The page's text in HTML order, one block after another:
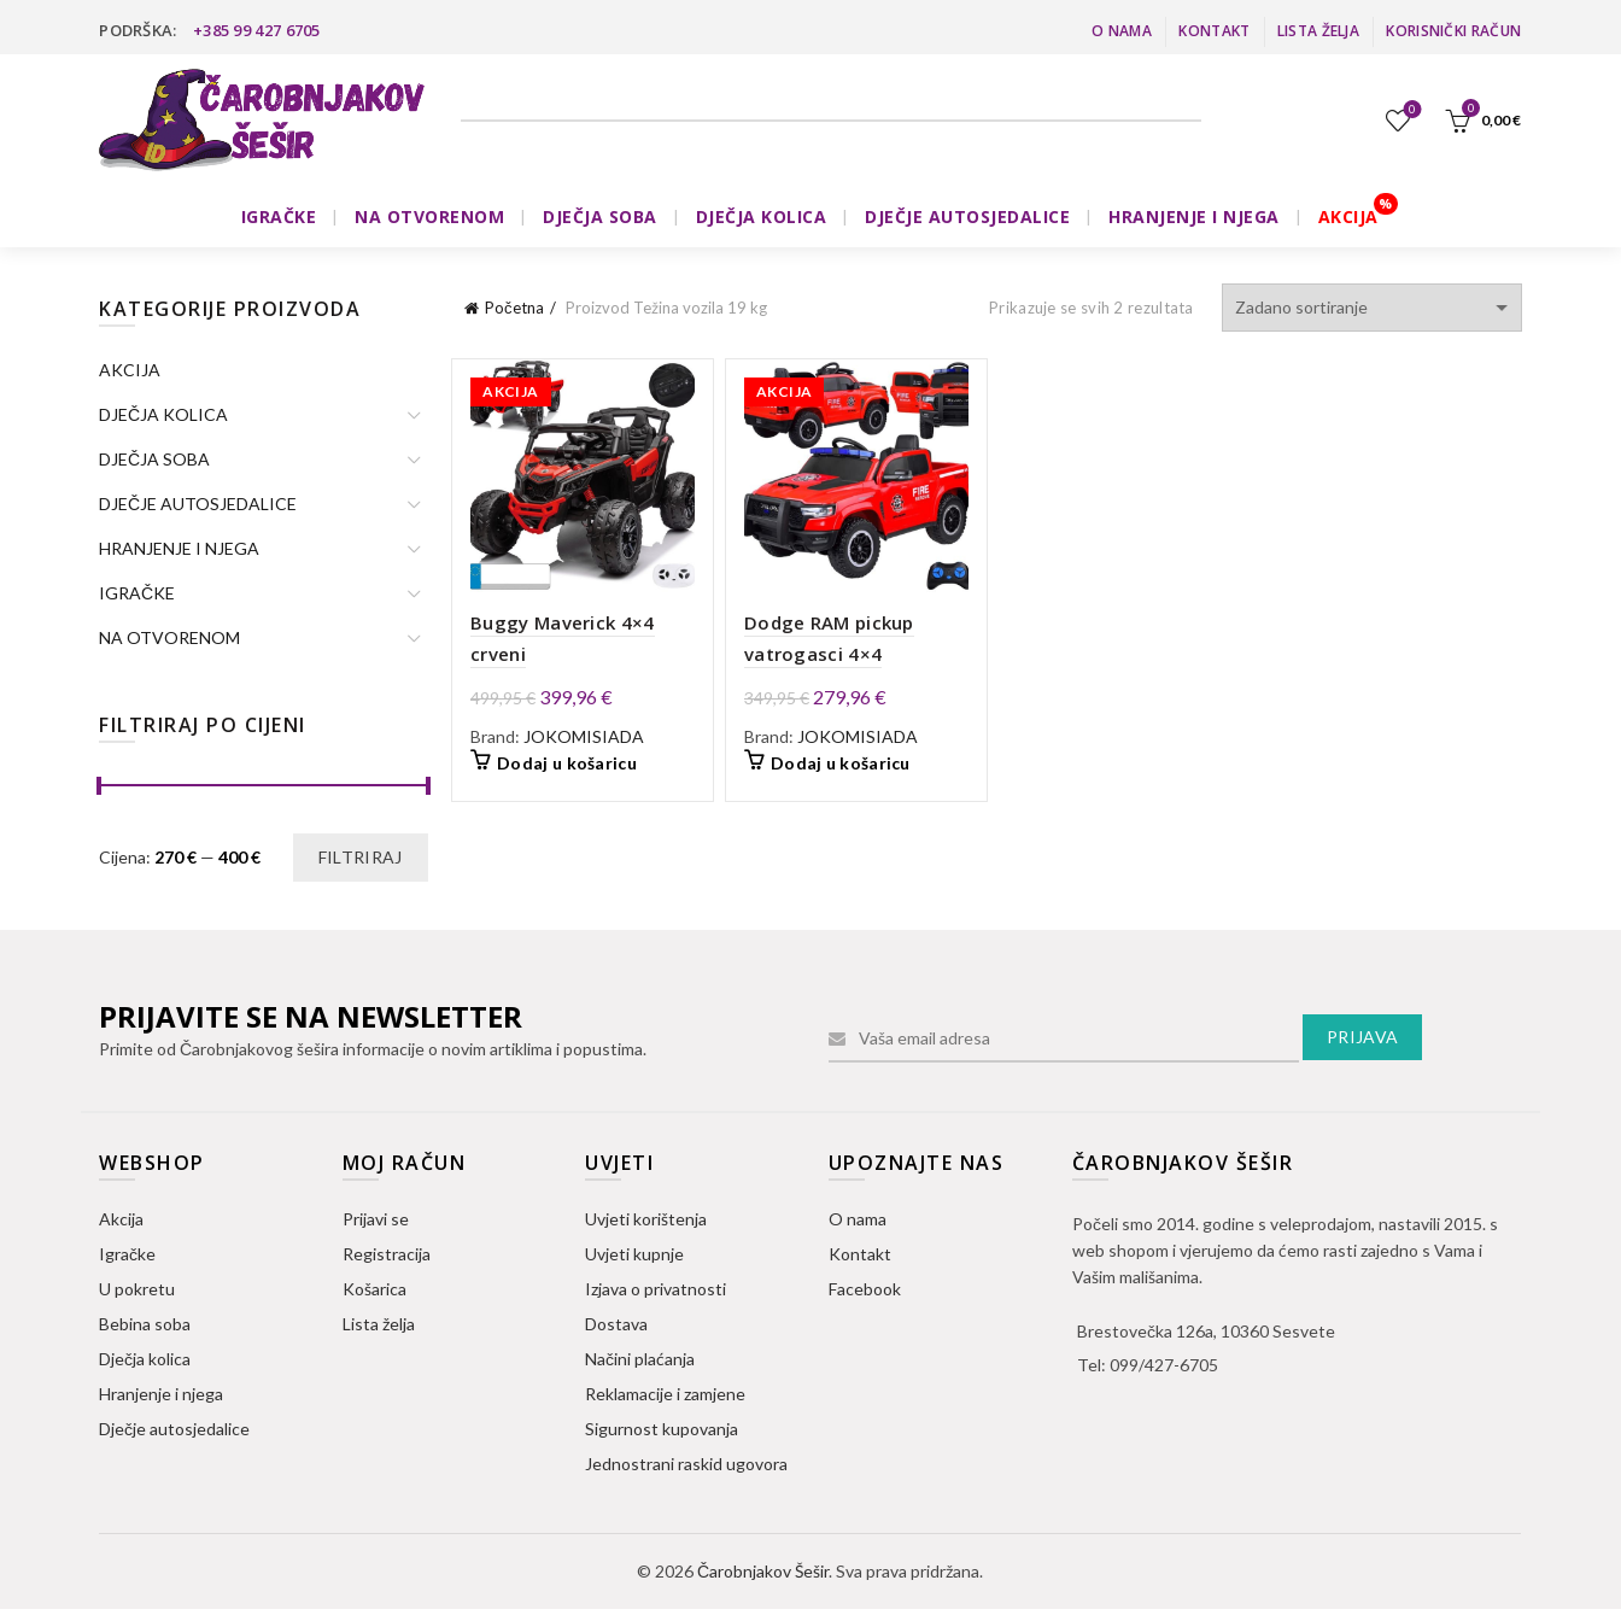
PODRŠKA: +385 99 427 6705 O NAMA KONTAKT LISTA ŽELJA KORISNIČKI RAČUN
0 0
0,00€
IGRAČKE NA OTVORENOM DJEČJA SOBA DJEČJA KOLICA DJEČJE AUTOSJEDALICE HRANJENJE I NJEGA AKCIJA
Početna Proizvod Težina vozila 19 kg Prikazuje se svih 2 rezultata
AKCIJA
Buggy Maverick 4×4
crveni
499,95€ Izvorna
cijena
bila
399,96€
cijena
je:
Brand: JOKOMISIADA
Dodaj u košaricu
AKCIJA
Dodge RAM pickup
vatrogasci 4×4
349,95€ Izvorna
cijena
bila
279,96€Trenutna
cijena
je:
Brand: JOKOMISIADA
Dodaj u košaricu
KATEGORIJE PROIZVODA
AKCIJA
DJEČJA KOLICA
DJEČJA SOBA
DJEČJE AUTOSJEDALICE
HRANJENJE I NJEGA
IGRAČKE
NA OTVORENOM
FILTRIRAJ PO CIJENI
Min
Maks
FILTRIRAJ
Cijena: 270 € —400 €
PRIJAVITE SE NA NEWSLETTER
Primite od Čarobnjakovog šešira informacije o novim artiklima i popustima.
WEBSHOP
Akcija
Igračke
U pokretu
Bebina soba
Dječja kolica
Hranjenje i njega
Dječje autosjedalice
MOJ RAČUN
Prijavi se
Registracija
Košarica
Lista želja
UVJETI
Uvjeti korištenja
Uvjeti kupnje
Izjava o privatnosti
Dostava
Načini plaćanja
Reklamacije i zamjene
Sigurnost kupovanja
Jednostrani raskid ugovora
UPOZNAJTE NAS
O nama
Kontakt
Facebook
ČAROBNJAKOV ŠEŠIR
Počeli smo 2014. godine s veleprodajom, nastavili 2015. s
web shopom i vjerujemo da ćemo rasti zajedno s Vama i
Vašim mališanima.
Brestovečka 126a, 10360 Sesvete
Tel: 099/427-6705
© 2026Čarobnjakov Šešir. Sva prava pridržana.